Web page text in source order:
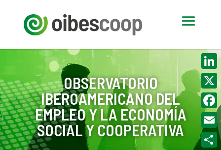
OBSERVATORIO
IBEROAMERICANO DEL
EMPLEO Y LA ECONOMÍA
SOCIAL Y COOPERATIVA
X
Email